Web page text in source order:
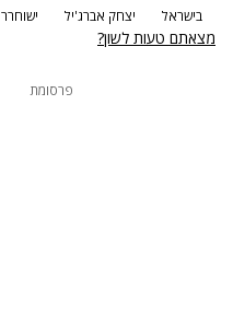
בישראל יצחק אברג'יל ישוחרר
מצאתם טעות לשון?
פרסומת